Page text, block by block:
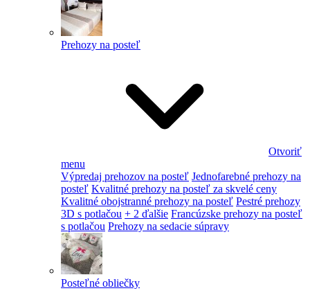
Prehozy na posteľ
Otvoriť
menu
Výpredaj prehozov na posteľ Jednofarebné prehozy na
posteľ Kvalitné prehozy na posteľ za skvelé ceny
Kvalitné obojstranné prehozy na posteľ Pestré prehozy
3D s potlačou + 2 ďalšie Francúzske prehozy na posteľ
s potlačou Prehozy na sedacie súpravy
Posteľné obliečky